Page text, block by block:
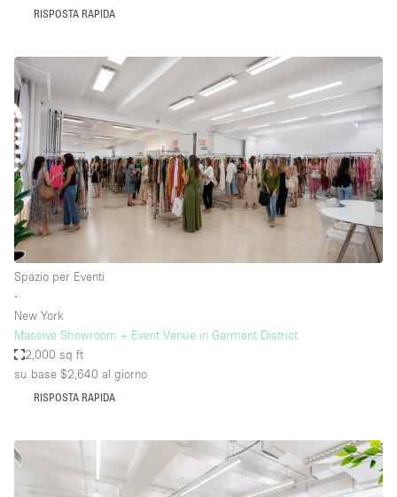
RISPOSTA RAPIDA
Spazio per Eventi
∙
New York
Massive Showroom + Event Venue in Garment District
2,000 sq ft
su base $2,640 al giorno
RISPOSTA RAPIDA